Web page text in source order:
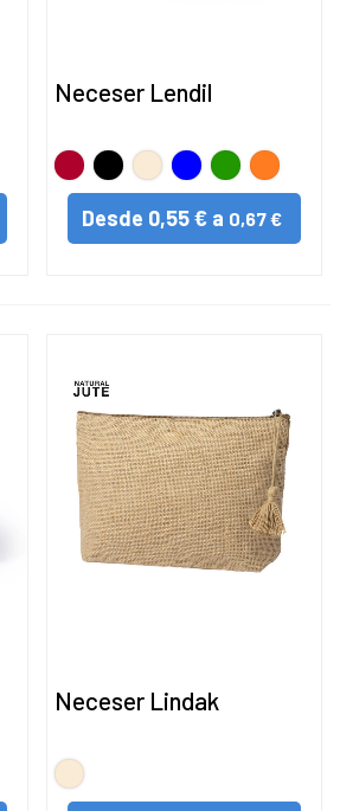
Neceser Lendil
Rojo NegroNATURAL
AZULVERDE
Desde 0,55 € a 0,67 €
Neceser Lindak
NATURAL